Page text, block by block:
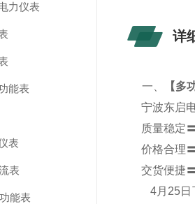
力仪表
能表
表
表
能表
详
一、 【多
宁波东启
质量稳定
价格合理
交货便捷
4月25日